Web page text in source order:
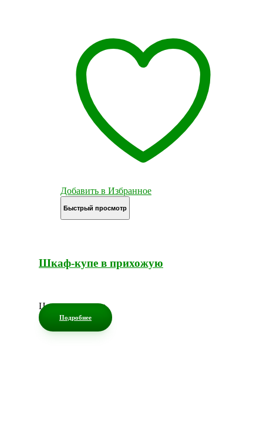
Добавить в Избранное
Быстрый просмотр
Шкаф-купе в прихожую
Цена по запросу
Подробнее